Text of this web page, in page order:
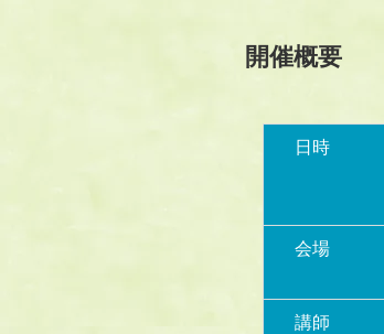
開催概要
日時
会場
講師